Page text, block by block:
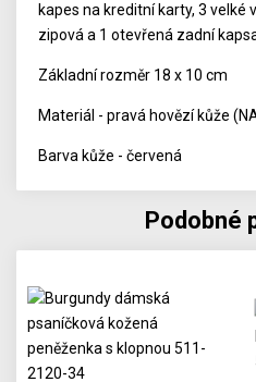
kapes na kreditní karty, 3 velké
zipová a 1 otevřená zadní
Základní rozměr 18 x 10 cm
Materiál - pravá hovězí kůže
Barva kůže - červená
Podobné